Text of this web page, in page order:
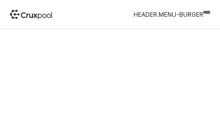
HEADER.MENU-BURGER